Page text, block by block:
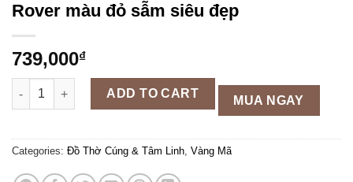
Rover màu đỏ sẫm siêu đẹp
739,000₫
[Hàng độc quyền] Ô tô vàng mã Ranger Rover màu đỏ sẫm
ADD TO CART MUA NGAY
Categories: Đồ Thờ Cúng & Tâm Linh, Vàng Mã